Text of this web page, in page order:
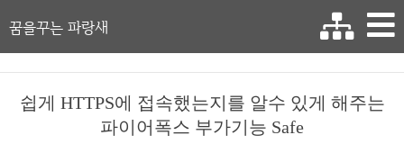
꿈을꾸는 파랑새
쉽게 HTTPS에 접속했는지를 알수 있게 해주는
파이어폭스 부가기능 Safe